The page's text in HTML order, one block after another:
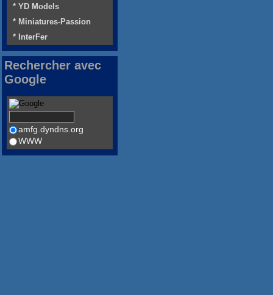
* YD Models
* Miniatures-Passion
* InterFer
Rechercher avec
Google
amfg.dyndns.org
WWW